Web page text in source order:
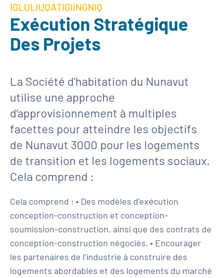
IGLULIUQATIGIINGNIQ
Exécution Stratégique
Des Projets
La Société d’habitation du Nunavut
utilise une approche
d’approvisionnement à multiples
facettes pour atteindre les objectifs
de Nunavut 3000 pour les logements
de transition et les logements sociaux.
Cela comprend :
Cela comprend : • Des modèles d’exécution
conception-construction et conception-
soumission-construction, ainsi que des contrats de
conception-construction négociés. • Encourager
les partenaires de l’industrie à construire des
logements abordables et des logements du marché